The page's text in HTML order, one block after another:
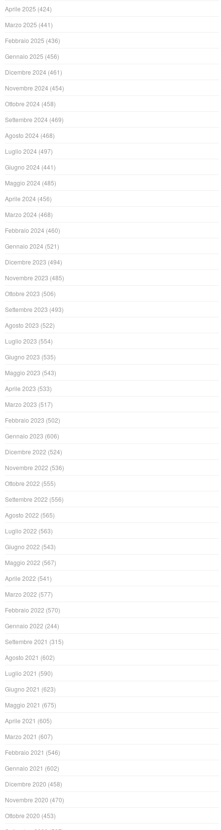
Aprile 2025 (424)
Marzo 2025 (441)
Febbraio 2025 (436)
Gennaio 2025 (456)
Dicembre 2024 (461)
Novembre 2024 (454)
Ottobre 2024 (458)
Settembre 2024 (469)
Agosto 2024 (468)
Luglio 2024 (497)
Giugno 2024 (441)
Maggio 2024 (485)
Aprile 2024 (456)
Marzo 2024 (468)
Febbraio 2024 (460)
Gennaio 2024 (521)
Dicembre 2023 (494)
Novembre 2023 (485)
Ottobre 2023 (506)
Settembre 2023 (493)
Agosto 2023 (522)
Luglio 2023 (554)
Giugno 2023 (535)
Maggio 2023 (543)
Aprile 2023 (533)
Marzo 2023 (517)
Febbraio 2023 (502)
Gennaio 2023 (606)
Dicembre 2022 (524)
Novembre 2022 (536)
Ottobre 2022 (555)
Settembre 2022 (556)
Agosto 2022 (565)
Luglio 2022 (563)
Giugno 2022 (543)
Maggio 2022 (567)
Aprile 2022 (541)
Marzo 2022 (577)
Febbraio 2022 (570)
Gennaio 2022 (244)
Settembre 2021 (315)
Agosto 2021 (602)
Luglio 2021 (590)
Giugno 2021 (623)
Maggio 2021 (675)
Aprile 2021 (605)
Marzo 2021 (607)
Febbraio 2021 (546)
Gennaio 2021 (602)
Dicembre 2020 (458)
Novembre 2020 (470)
Ottobre 2020 (453)